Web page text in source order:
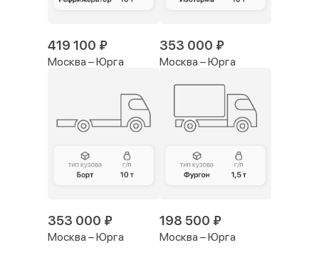
419 100 ₽
Москва – Юрга
353 000 ₽
Москва – Юрга
353 000 ₽
Москва – Юрга
198 500 ₽
Москва – Юрга